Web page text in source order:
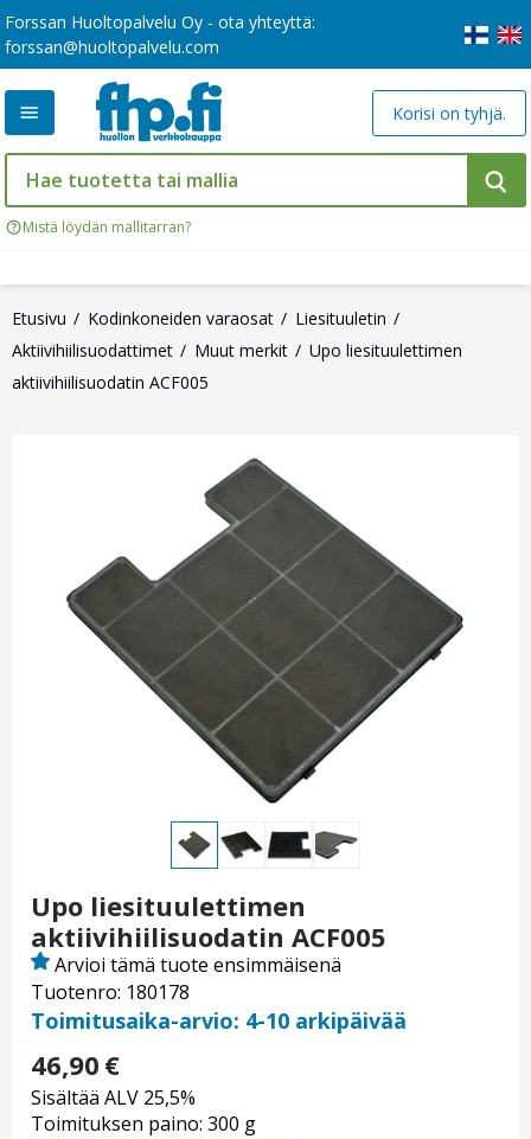
Forssan Huoltopalvelu Oy - ota yhteyttä:
forssan@huoltopalvelu.com
Mistä löydän mallitarran?
Korisi on tyhjä.
Etusivu Kodinkoneiden varaosat
Liesituuletin
Aktiivihiilisuodattimet
Muut merkit
Upo liesituulettimen
aktiivihiilisuodatin ACF005
Upo liesituulettimen
aktiivihiilisuodatin ACF005
Tuotenro: 180178
Arvioi tämä tuote ensimmäisenä
Toimitusaika-arvio: 4-10 arkipäivää
46,90 €
Sisältää ALV 25,5%
Toimituksen paino: 300 g